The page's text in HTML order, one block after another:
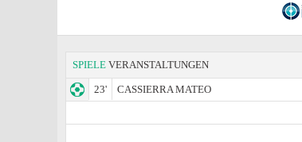
SPIELE VERANSTALTUNGEN
23'
CASSIERRA MATEO